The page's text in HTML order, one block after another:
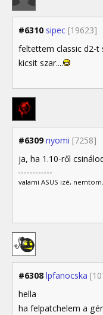
#6310 sipec [19623]
feltettem classic d2-t
kicsit szar....
#6309 nyomi [7258]
ja, ha 1.10-ről
valami ASUS izé, nemtom...
#6308 lpfanocska
hella
ha felpatchelem a